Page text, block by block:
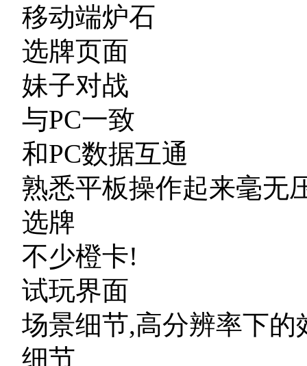
移动端炉石
选牌页面
妹子对战
与PC一致
和PC数据互通
熟悉平板操作起来毫无
选牌
不少橙卡!
试玩界面
场景细节,高分辨率下的
细节